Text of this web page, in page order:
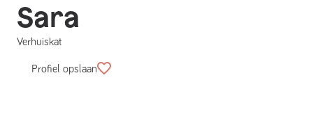
Sara
Verhuiskat
Profiel opslaan